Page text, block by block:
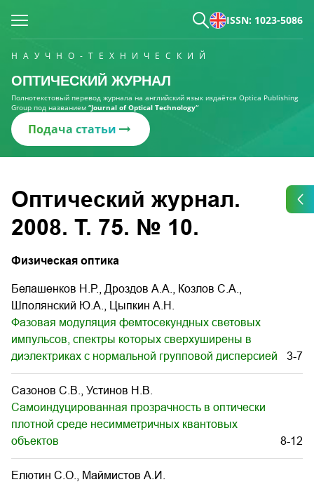
ISSN: 1023-5086
НАУЧНО-ТЕХНИЧЕСКИЙ
ОПТИЧЕСКИЙ ЖУРНАЛ
Полнотекстовый перевод журнала на английский язык издаётся Optica Publishing
Group под названием “Journal of Optical Technology“
Подача статьи
Оптический журнал.
2008. Т. 75. № 10.
Физическая оптика
Белашенков Н.Р., Дроздов А.А., Козлов С.А.,
Шполянский Ю.А., Цыпкин А.Н.
Фазовая модуляция фемтосекундных световых
импульсов, спектры которых сверхуширены в
диэлектриках с нормальной групповой дисперсией
3-7
Сазонов С.В., Устинов Н.В.
Самоиндуцированная прозрачность в оптически
плотной среде несимметричных квантовых
объектов
8-12
Елютин С.О., Маймистов А.И.